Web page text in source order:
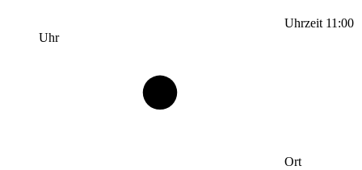
Uhrzeit 11:00
Uhr
Ort